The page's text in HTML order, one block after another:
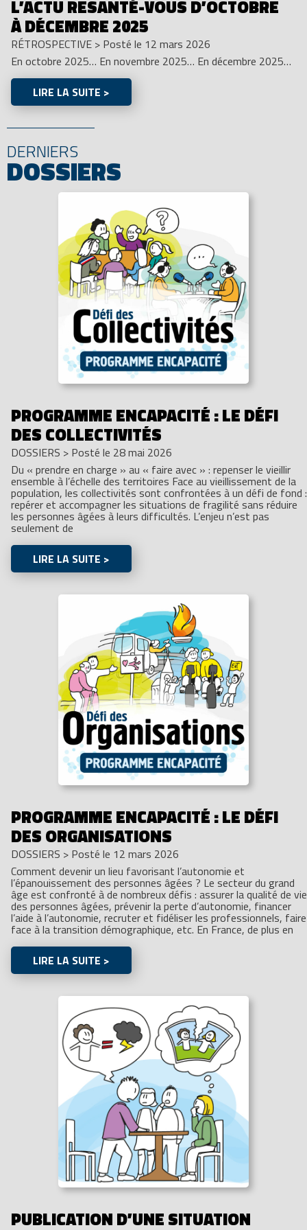
L’ACTU RESANTÉ-VOUS D’OCTOBRE
À DÉCEMBRE 2025
RÉTROSPECTIVE > Posté le 12 mars 2026
En octobre 2025… En novembre 2025… En décembre 2025…
LIRE LA SUITE >
DERNIERS
DOSSIERS
PROGRAMME ENCAPACITÉ : LE DÉFI
DES COLLECTIVITÉS
DOSSIERS > Posté le 28 mai 2026
Du « prendre en charge » au « faire avec » : repenser le vieillir
ensemble à l’échelle des territoires Face au vieillissement de la
population, les collectivités sont confrontées à un défi de fond :
repérer et accompagner les situations de fragilité sans réduire
les personnes âgées à leurs difficultés. L’enjeu n’est pas
seulement de
LIRE LA SUITE >
PROGRAMME ENCAPACITÉ : LE DÉFI
DES ORGANISATIONS
DOSSIERS > Posté le 12 mars 2026
Comment devenir un lieu favorisant l’autonomie et
l’épanouissement des personnes âgées ? Le secteur du grand
âge est confronté à de nombreux défis : assurer la qualité de vie
des personnes âgées, prévenir la perte d’autonomie, financer
l’aide à l’autonomie, recruter et fidéliser les professionnels, faire
face à la transition démographique, etc. En France, de plus en
LIRE LA SUITE >
PUBLICATION D’UNE SITUATION